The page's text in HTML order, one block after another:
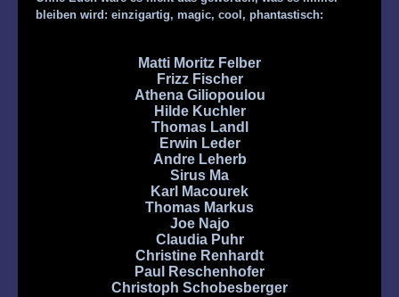
bleiben wird: einzigartig, magic, cool, phantastisch:
Matti Moritz Felber
Frizz Fischer
Athena Giliopoulou
Hilde Kuchler
Thomas Landl
Erwin Leder
Andre Leherb
Sirus Ma
Karl Macourek
Thomas Markus
Joe Najo
Claudia Puhr
Christine Renhardt
Paul Reschenhofer
Christoph Schobesberger